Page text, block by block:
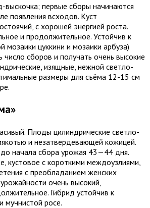
выскочка; первые сборы начинаются
появления всходов. Куст
с хорошей энергией роста.
и продолжительное. Устойчив к
мозаики цуккини и мозаики арбуза)
число сборов и получать очень высокие
изящные, нежной светло-
размеры для съёма 12-15 см
Плоды цилиндрические светло-
и незатвердевающей кожицей.
начала сбора урожая 43—44 дня.
кустовое с короткими междоузлиями,
с преобладанием женских
очень высокий,
Гибрид устойчив к
мучнистой росе.